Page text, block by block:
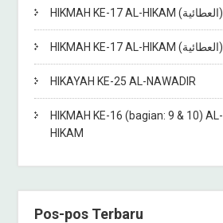
HIKMAH KE-17 AL-HIKAM (العطائية)
HIKMAH KE-17 AL-HIKAM (العطائية)
HIKAYAH KE-25 AL-NAWADIR
HIKMAH KE-16 (bagian: 9 & 10) AL-
HIKAM
Pos-pos Terbaru